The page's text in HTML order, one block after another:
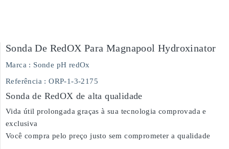
Sonda De RedOX Para Magnapool Hydroxinator
Marca : Sonde pH redOx
Referência : ORP-1-3-2175
Sonda de RedOX de alta qualidade
Vida útil prolongada graças à sua tecnologia comprovada e
exclusiva
Você compra pelo preço justo sem comprometer a qualidade